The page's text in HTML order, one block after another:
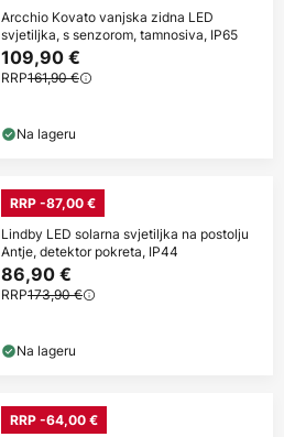
Arcchio Kovato vanjska zidna LED
svjetiljka, s senzorom, tamnosiva, IP65
109,90 €
RRP161,90 €
Na lageru
RRP -87,00 €
Lindby LED solarna svjetiljka na postolju
Antje, detektor pokreta, IP44
86,90 €
RRP173,90 €
Na lageru
RRP -64,00 €